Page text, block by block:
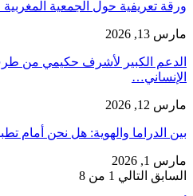
ورقة تعريفية حول الجمعية
مارس 13, 2026
الدعم الكبير لأشرف حكيمي من
الإنساني…
مارس 12, 2026
بين الدراما والهوية: هل نحن أمام
مارس 1, 2026
السابق التالي 1 من 8